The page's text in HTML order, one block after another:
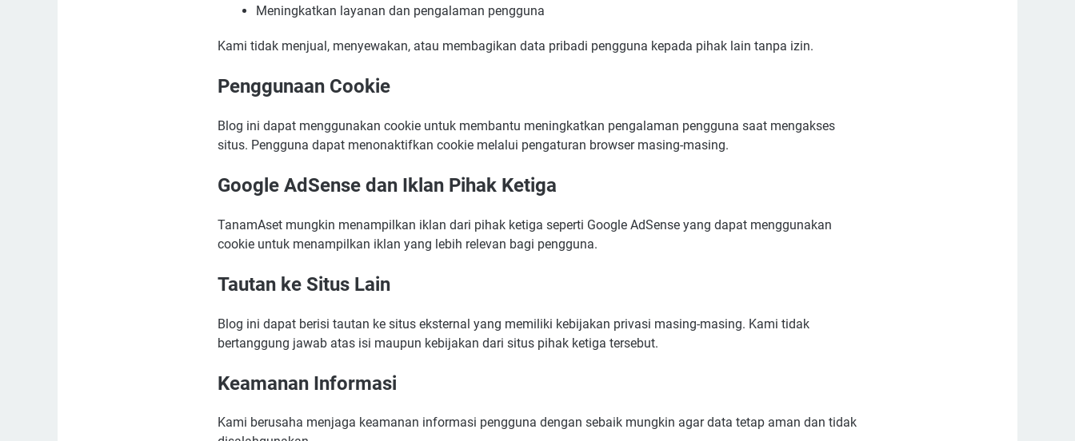
Meningkatkan layanan dan pengalaman pengguna
Kami tidak menjual, menyewakan, atau membagikan data pribadi pengguna kepada pihak lain tanpa izin.
Penggunaan Cookie
Blog ini dapat menggunakan cookie untuk membantu meningkatkan pengalaman pengguna saat mengakses
situs. Pengguna dapat menonaktifkan cookie melalui pengaturan browser masing-masing.
Google AdSense dan Iklan Pihak Ketiga
TanamAset mungkin menampilkan iklan dari pihak ketiga seperti Google AdSense yang dapat menggunakan
cookie untuk menampilkan iklan yang lebih relevan bagi pengguna.
Tautan ke Situs Lain
Blog ini dapat berisi tautan ke situs eksternal yang memiliki kebijakan privasi masing-masing. Kami tidak
bertanggung jawab atas isi maupun kebijakan dari situs pihak ketiga tersebut.
Keamanan Informasi
Kami berusaha menjaga keamanan informasi pengguna dengan sebaik mungkin agar data tetap aman dan tidak